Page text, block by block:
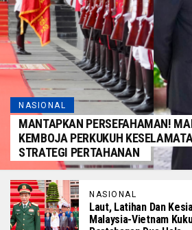
NASIONAL
MANTAPKAN PERSEFAHAMAN!
KEMBOJA PERKUKUH
STRATEGI PERTAHANAN
NASIONAL
Laut, Latihan Dan
Malaysia-Vietnam